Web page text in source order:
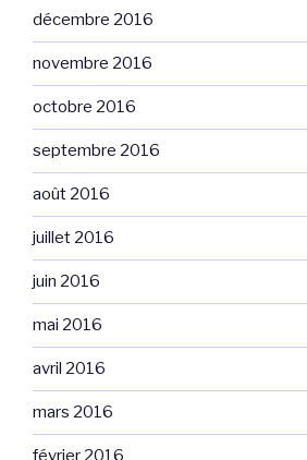
décembre 2016
novembre 2016
octobre 2016
septembre 2016
août 2016
juillet 2016
juin 2016
mai 2016
avril 2016
mars 2016
février 2016